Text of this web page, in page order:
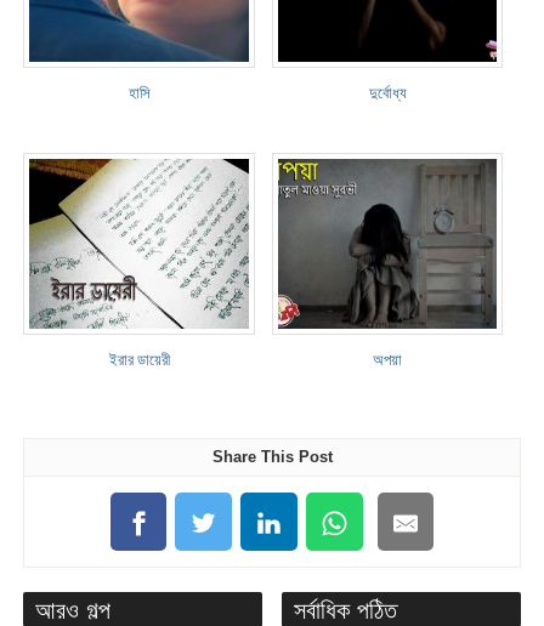
হাসি দুর্বোধ্য
ইরার ডায়েরী অপয়া
Share This Post
আরও গল্প সর্বাধিক পঠিত